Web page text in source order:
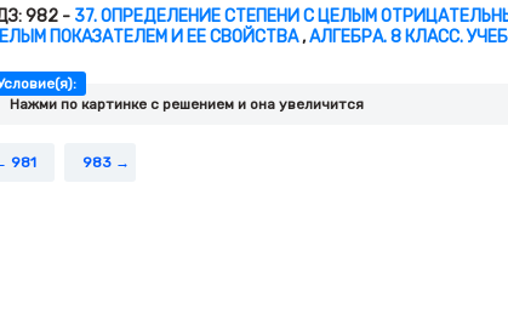
982 - 37. ОПРЕДЕЛЕНИЕ СТЕПЕНИ С ЦЕЛЫМ
ПОКАЗАТЕЛЕМ И ЕЕ СВОЙСТВА,АЛГЕБРА. 8 КЛАСС.
Нажми по картинке c решением и она увеличится
981 983